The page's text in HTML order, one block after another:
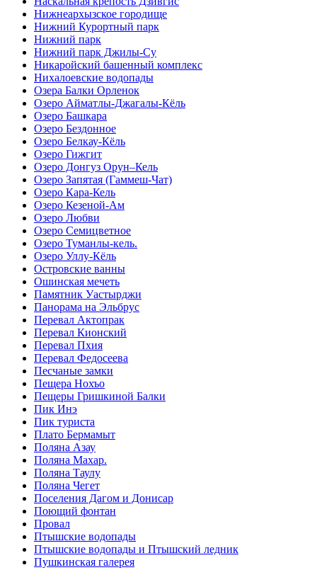
Нижнеархызское городище
Нижний Курортный парк
Нижний парк
Нижний парк Джилы-Су
Никаройский башенный комплекс
Нихалоевские водопады
Озера Балки Орленок
Озеро Айматлы-Джагалы-Кёль
Озеро Башкара
Озеро Бездонное
Озеро Белкау-Кёль
Озеро Гижгит
Озеро Донгуз Орун–Кель
Озеро Запятая (Гаммеш-Чат)
Озеро Кара-Кель
Озеро Кезеной-Ам
Озеро Любви
Озеро Семицветное
Озеро Туманлы-кель.
Озеро Уллу-Кёль
Островские ванны
Ошинская мечеть
Памятник Уастырджи
Панорама на Эльбрус
Перевал Актопрак
Перевал Кионский
Перевал Пхия
Перевал Федосеева
Песчаные замки
Пещера Нохъо
Пещеры Гришкиной Балки
Пик Инэ
Пик туриста
Плато Бермамыт
Поляна Азау
Поляна Махар.
Поляна Таулу
Поляна Чегет
Поселения Дагом и Донисар
Поющий фонтан
Провал
Птышские водопады
Птышские водопады и Птышский ледник
Пушкинская галерея